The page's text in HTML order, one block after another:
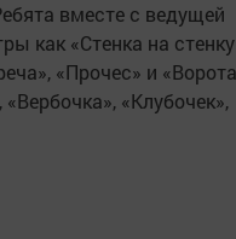
вместе с ведущей
как «Стенка на
«Прочес» и
«Клубочек»,